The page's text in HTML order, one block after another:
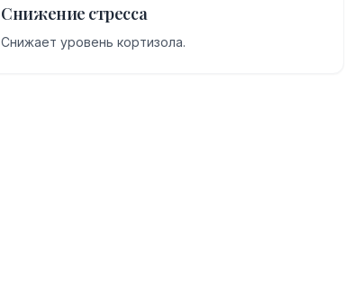
Снижение стресса
Снижает уровень кортизола.